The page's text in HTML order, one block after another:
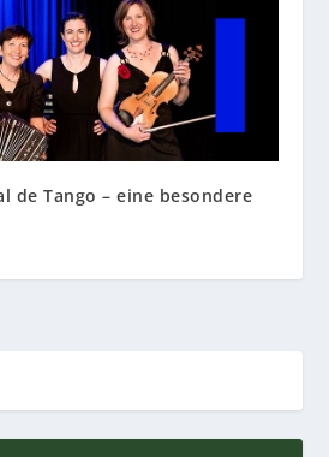
de Tango – eine besondere